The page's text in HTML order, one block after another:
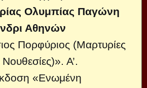
Ολυμπίας Παγώνη
Αθηνών
Πορφύριος (Μαρτυρίες
Α’.
«Ενωμένη